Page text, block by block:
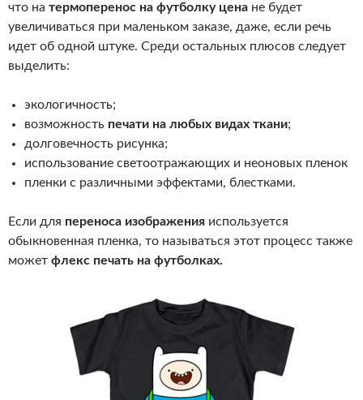
что на термоперенос на футболку цена не будет
увеличиваться при маленьком заказе, даже, если речь
идет об одной штуке. Среди остальных плюсов следует
выделить:
экологичность;
возможность печати на любых видах ткани;
долговечность рисунка;
использование светоотражающих и неоновых пленок
пленки с различными эффектами, блестками.
Если для переноса изображения используется
обыкновенная пленка, то называться этот процесс также
может флекс печать на футболках.